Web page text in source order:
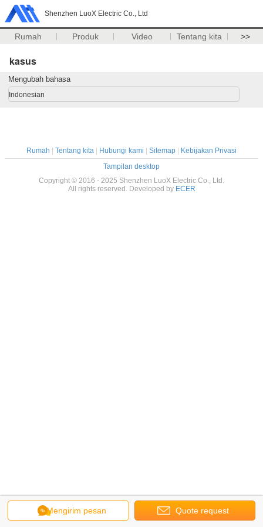
Shenzhen LuoX Electric Co., Ltd
Rumah Produk Video Tentang kita >>
kasus
Mengirim pesan Quote request
Mengubah bahasa
Indonesian
Rumah Tentang kita Hubungi kami Sitemap
Kebijakan Privasi
Tampilan desktop
Copyright © 2016 - 2025 Shenzhen LuoX Electric Co., Ltd.
All rights reserved. Developed by ECER